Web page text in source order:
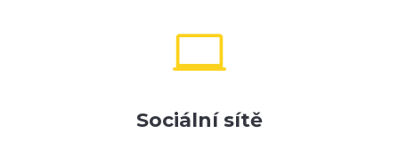

Sociální sítě